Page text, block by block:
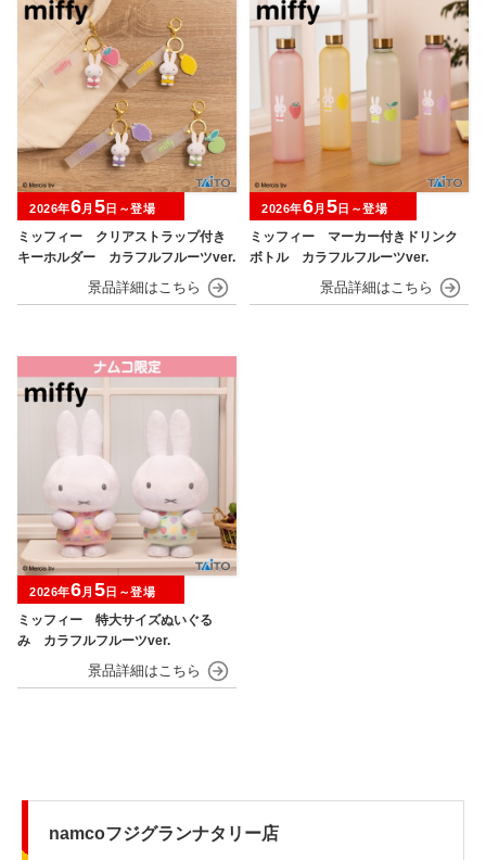
ミッフィー クリアストラップ付き
キーホルダー カラフルフルーツver.
2026年6月 5 日～登場
ミッフィー マーカー付きドリンク
ボトル カラフルフルーツver.
2026年6月 5 日～登場
ミッフィー 特大サイズぬいぐる
み カラフルフルーツver.
2026年6月 5日～登場
namcoフジグランナタリー店